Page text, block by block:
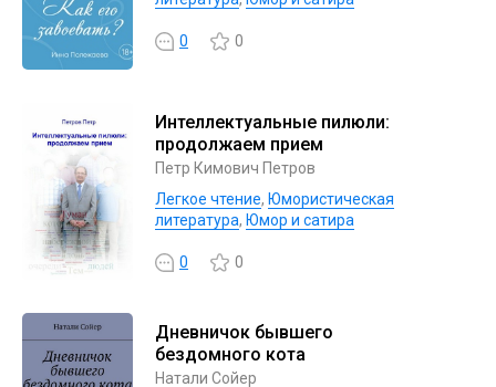
0 0
Интеллектуальные пилюли:
продолжаем прием
Петр Кимович Петров
Легкое чтение, Юмористическая
литература, Юмор и сатира
0 0
Дневничок бывшего
бездомного кота
Натали Сойер